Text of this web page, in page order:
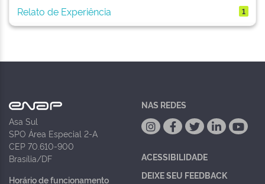
Relato de Experiência
1
Asa Sul
SPO Área Especial 2-A
CEP 70.610-900
Brasília/DF
Horário de funcionamento
NAS REDES
ACESSIBILIDADE
DEIXE SEU FEEDBACK